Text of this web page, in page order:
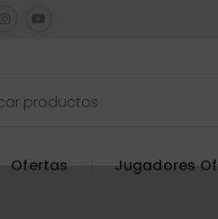
Ofertas Jugadores